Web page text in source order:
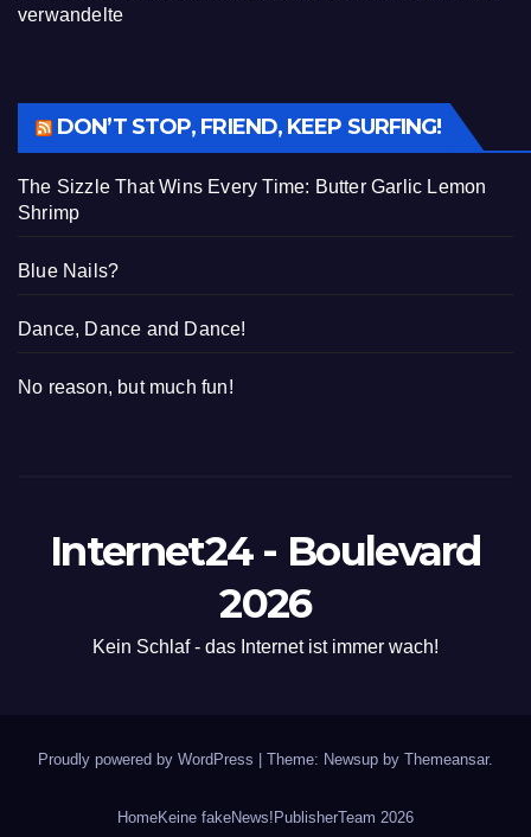
verwandelte
DON’T STOP, FRIEND, KEEP SURFING!
The Sizzle That Wins Every Time: Butter Garlic Lemon
Shrimp
Blue Nails?
Dance, Dance and Dance!
No reason, but much fun!
Internet24 - Boulevard
2026
Kein Schlaf - das Internet ist immer wach!
Proudly powered by WordPress Theme: Newsup by Themeansar.
HomeKeine fakeNews!PublisherTeam 2026